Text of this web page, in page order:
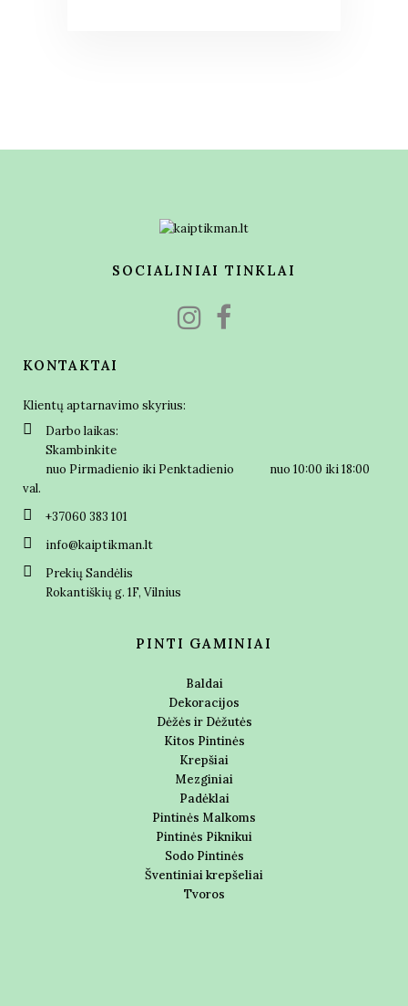
SOCIALINIAI TINKLAI
KONTAKTAI
Klientų aptarnavimo skyrius:
Darbo laikas:
Skambinkite
nuo Pirmadienio iki Penktadienio nuo 10:00 iki 18:00
val.
+37060 383 101
info@kaiptikman.lt
Prekių Sandėlis
Rokantiškių g. 1F, Vilnius
PINTI GAMINIAI
Baldai
Dekoracijos
Dėžės ir Dėžutės
Kitos Pintinės
Krepšiai
Mezginiai
Padėklai
Pintinės Malkoms
Pintinės Piknikui
Sodo Pintinės
Šventiniai krepšeliai
Tvoros